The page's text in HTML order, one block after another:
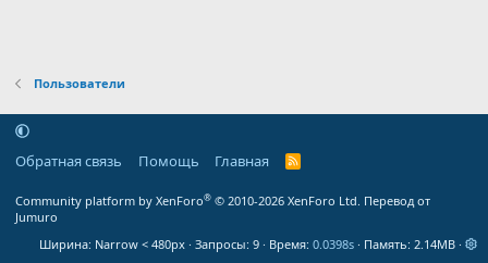
Пользователи
Обратная связь Помощь Главная
R
Community platform by XenForo® © 2010-2026 XenForo Ltd. Перевод от
Jumuro
Ширина
Запросы 9 Время 0.0398s Память 2.14MB